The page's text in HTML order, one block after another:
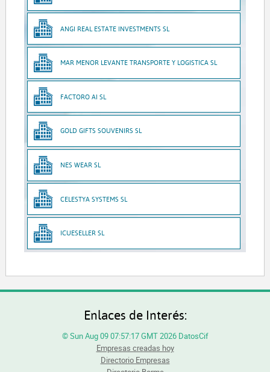
ANGI REAL ESTATE INVESTMENTS SL
MAR MENOR LEVANTE TRANSPORTE Y LOGISTICA SL
FACTORO AI SL
GOLD GIFTS SOUVENIRS SL
NES WEAR SL
CELESTYA SYSTEMS SL
ICUESELLER SL
Enlaces de Interés:
© Sun Aug 09 07:57:17 GMT 2026 DatosCif
Empresas creadas hoy
Directorio Empresas